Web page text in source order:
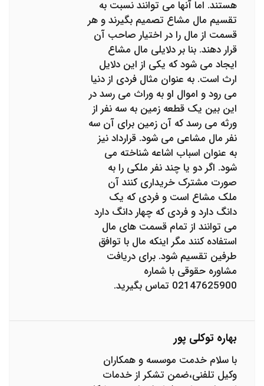
هستند. اما آنها می توانند نسبت به
تقسیم مال مشاع تصمیم بگیرند و هر
قسمت از مال را در اختیار صاحب آن
قرار دهند. بنا بر دلایلی مال مشاع
ایجاد می شود که یکی از این دلایل
ارث است. به عنوان مثال فردی از دنیا
می رود و اموال او به وراث می رسد در
این بین یک قطعه زمین به سه نفر از
ورثه می رسد که آن زمین برای آن سه
نفر مال مشاعی می شود. قرارداد نیز
به عنوان اسباب اشاعه شناخته می
شود. اگر دو یا چند نفر ملکی را به
صورت مشترک خریداری کنند آن
ملک مشاع است و فردی که یک
دانگ دارد و فردی که چهار دانگ دارد
می توانند از تمام قسمت های مال
استفاده کنند مگر اینکه مال با توافق
طرفین تقسیم شود. برای دریافت
مشاوره حقوقی با شماره
02147625900 تماس بگیرید.
بهاره توکلی پور
با سلام خدمت موسسه و همکاران
وکیل تلفنی،ضمن تشکر از خدمات